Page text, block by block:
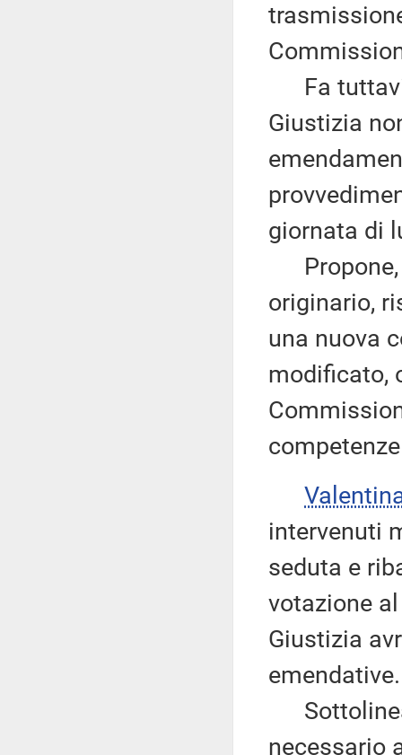
Fa
Giustizia
giornata di
Propone,
originario,
una nuova
modificato,
intervenuti
seduta e
votazione
Giustizia
emendative.
necessario